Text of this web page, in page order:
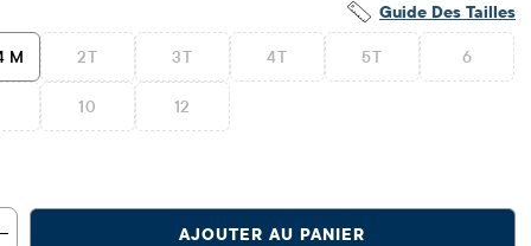
Guide Des Tailles
M 2T 3T 4T 5T 6
10 12
AJOUTER AU PANIER